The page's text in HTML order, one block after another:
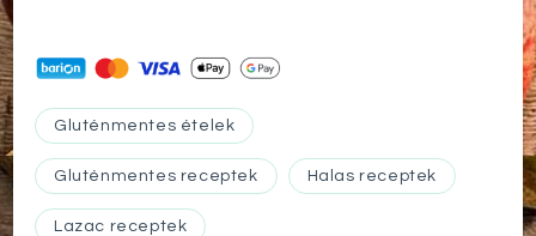
Gluténmentes ételek
Gluténmentes receptek Halas receptek
Lazac receptek